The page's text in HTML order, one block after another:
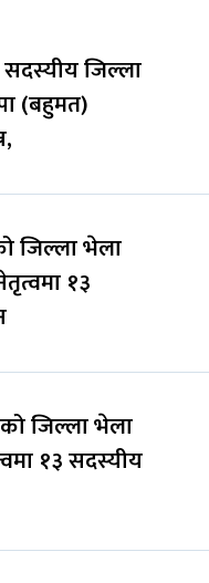
जिल्ला
(बहुमत)
जिल्ला भेला
१३
जिल्ला भेला
१३ सदस्यीय